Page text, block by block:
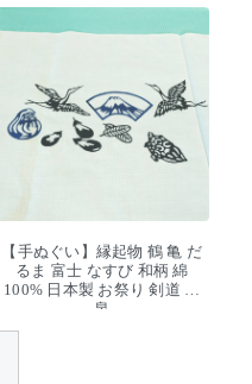
【手ぬぐい】縁起物 鶴 亀 だ
るま 富士 なすび 和柄 綿
100% 日本製 お祭り 剣道 温
泉